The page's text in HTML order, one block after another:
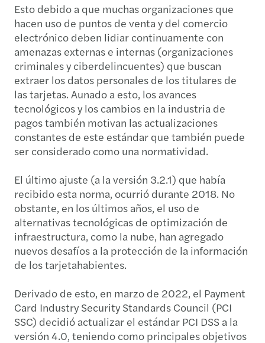
Esto debido a que muchas organizaciones que
hacen uso de puntos de venta y del comercio
electrónico deben lidiar continuamente con
amenazas externas e internas (organizaciones
criminales y ciberdelincuentes) que buscan
extraer los datos personales de los titulares de
las tarjetas. Aunado a esto, los avances
tecnológicos y los cambios en la industria de
pagos también motivan las actualizaciones
constantes de este estándar que también puede
ser considerado como una normatividad.
El último ajuste (a la versión 3.2.1) que había
recibido esta norma, ocurrió durante 2018. No
obstante, en los últimos años, el uso de
alternativas tecnológicas de optimización de
infraestructura, como la nube, han agregado
nuevos desafíos a la protección de la información
de los tarjetahabientes.
Derivado de esto, en marzo de 2022, el Payment
Card Industry Security Standards Council (PCI
SSC) decidió actualizar el estándar PCI DSS a la
versión 4.0, teniendo como principales objetivos